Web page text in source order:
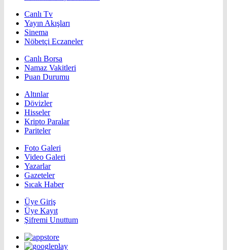
Canlı Tv
Yayın Akışları
Sinema
Nöbetçi Eczaneler
Canlı Borsa
Namaz Vakitleri
Puan Durumu
Altınlar
Dövizler
Hisseler
Kripto Paralar
Pariteler
Foto Galeri
Video Galeri
Yazarlar
Gazeteler
Sıcak Haber
Üye Giriş
Üye Kayıt
Şifremi Unuttum